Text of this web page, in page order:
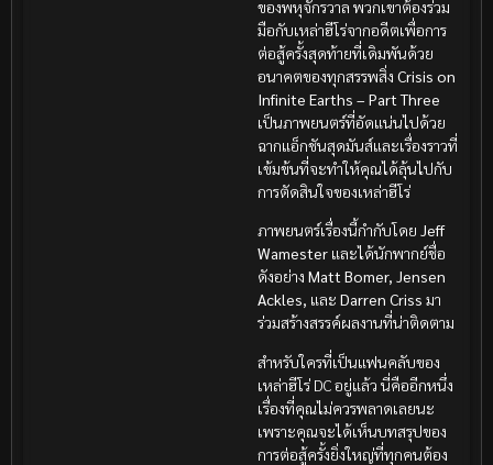
ของพหุจักรวาล พวกเขาต้องร่วม
มือกับเหล่าฮีโร่จากอดีตเพื่อการ
ต่อสู้ครั้งสุดท้ายที่เดิมพันด้วย
อนาคตของทุกสรรพสิ่ง Crisis on
Infinite Earths – Part Three
เป็นภาพยนตร์ที่อัดแน่นไปด้วย
ฉากแอ็กชันสุดมันส์และเรื่องราวที่
เข้มข้นที่จะทำให้คุณได้ลุ้นไปกับ
การตัดสินใจของเหล่าฮีโร่
ภาพยนตร์เรื่องนี้กำกับโดย Jeff
Wamester และได้นักพากย์ชื่อ
ดังอย่าง Matt Bomer, Jensen
Ackles, และ Darren Criss มา
ร่วมสร้างสรรค์ผลงานที่น่าติดตาม
สำหรับใครที่เป็นแฟนคลับของ
เหล่าฮีโร่ DC อยู่แล้ว นี่คืออีกหนึ่ง
เรื่องที่คุณไม่ควรพลาดเลยนะ
เพราะคุณจะได้เห็นบทสรุปของ
การต่อสู้ครั้งยิ่งใหญ่ที่ทุกคนต้อง